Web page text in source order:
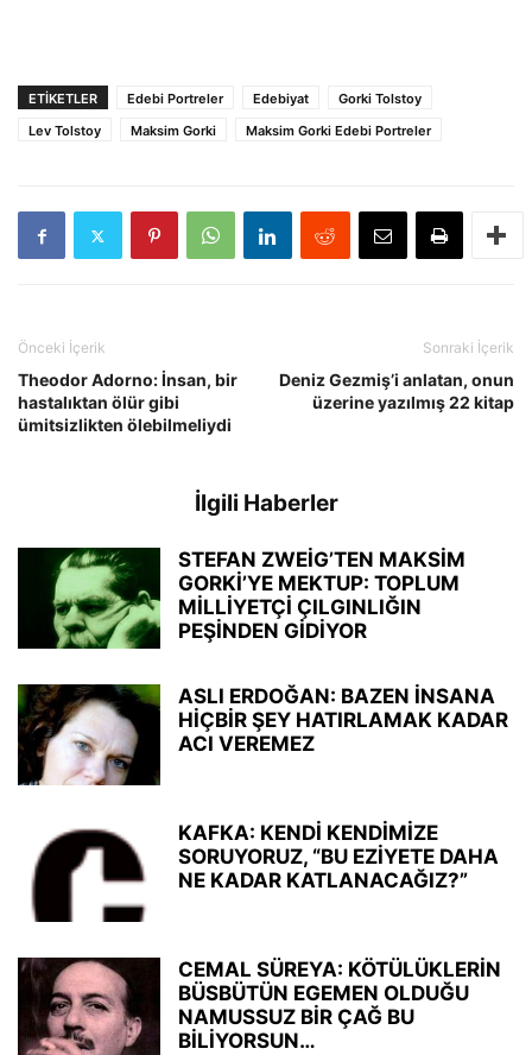
ETIKETLER Edebi Portreler Edebiyat
Gorki Tolstoy
Lev Tolstoy
Maksim Gorki Maksim Gorki Edebi Portreler
Önceki İçerik
Theodor Adorno: İnsan, bir
has­talıktan ölür gibi
ümitsizlikten ölebilmeliydi
Sonraki İçerik
Deniz Gezmiş’i anlatan, onun
üzerine yazılmış 22 kitap
İlgili Haberler
STEFAN ZWEİG’TEN MAKSİM
GORKİ’YE MEKTUP: TOPLUM
MİLLİYETÇİ ÇILGINLIĞIN
PEŞİNDEN GİDİYOR
ASLI ERDOĞAN: BAZEN İNSANA
HİÇBİR ŞEY HATIRLAMAK KADAR
ACI VEREMEZ
KAFKA: KENDİ KENDİMİZE
SORUYORUZ, “BU EZİYETE DAHA
NE KADAR KATLANACAĞIZ?”
CEMAL SÜREYA: KÖTÜLÜKLERİN
BÜSBÜTÜN EGEMEN OLDUĞU
NAMUSSUZ BİR ÇAĞ BU
BİLİYORSUN…